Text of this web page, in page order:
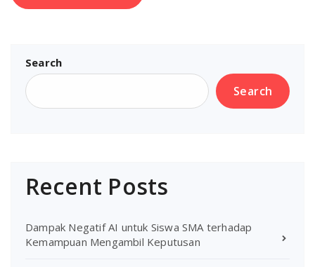
Search
Search
Recent Posts
Dampak Negatif AI untuk Siswa SMA terhadap
Kemampuan Mengambil Keputusan